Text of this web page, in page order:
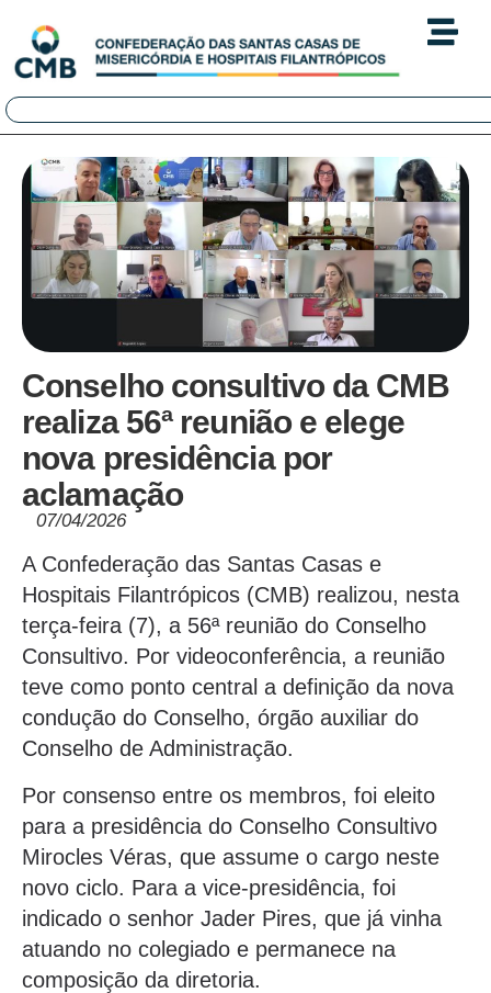
Conselho consultivo da CMB
realiza 56ª reunião e elege
nova presidência por
aclamação
07/04/2026
A Confederação das Santas Casas e
Hospitais Filantrópicos (CMB) realizou, nesta
terça-feira (7), a 56ª reunião do Conselho
Consultivo. Por videoconferência, a reunião
teve como ponto central a definição da nova
condução do Conselho, órgão auxiliar do
Conselho de Administração.
Por consenso entre os membros, foi eleito
para a presidência do Conselho Consultivo
Mirocles Véras, que assume o cargo neste
novo ciclo. Para a vice-presidência, foi
indicado o senhor Jader Pires, que já vinha
atuando no colegiado e permanece na
composição da diretoria.